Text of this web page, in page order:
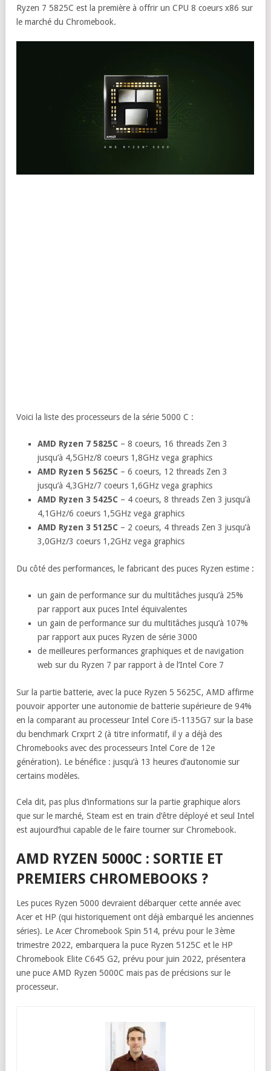
Ryzen 7 5825C est la première à offrir un CPU 8 coeurs x86 sur
le marché du Chromebook.
Voici la liste des processeurs de la série 5000 C :
AMD Ryzen 7 5825C – 8 coeurs, 16 threads Zen 3
jusqu’à 4,5GHz/8 coeurs 1,8GHz vega graphics
AMD Ryzen 5 5625C – 6 coeurs, 12 threads Zen 3
jusqu’à 4,3GHz/7 coeurs 1,6GHz vega graphics
AMD Ryzen 3 5425C – 4 coeurs, 8 threads Zen 3 jusqu’à
4,1GHz/6 coeurs 1,5GHz vega graphics
AMD Ryzen 3 5125C – 2 coeurs, 4 threads Zen 3 jusqu’à
3,0GHz/3 coeurs 1,2GHz vega graphics
Du côté des performances, le fabricant des puces Ryzen estime :
un gain de performance sur du multitâches jusqu’à 25%
par rapport aux puces Intel équivalentes
un gain de performance sur du multitâches jusqu’à 107%
par rapport aux puces Ryzen de série 3000
de meilleures performances graphiques et de navigation
web sur du Ryzen 7 par rapport à de l’Intel Core 7
Sur la partie batterie, avec la puce Ryzen 5 5625C, AMD affirme
pouvoir apporter une autonomie de batterie supérieure de 94%
en la comparant au processeur Intel Core i5-1135G7 sur la base
du benchmark Crxprt 2 (à titre informatif, il y a déjà des
Chromebooks avec des processeurs Intel Core de 12e
génération). Le bénéfice : jusqu’à 13 heures d’autonomie sur
certains modèles.
Cela dit, pas plus d’informations sur la partie graphique alors
que sur le marché, Steam est en train d’être déployé et seul Intel
est aujourd’hui capable de le faire tourner sur Chromebook.
AMD RYZEN 5000C : SORTIE ET
PREMIERS CHROMEBOOKS ?
Les puces Ryzen 5000 devraient débarquer cette année avec
Acer et HP (qui historiquement ont déjà embarqué les anciennes
séries). Le Acer Chromebook Spin 514, prévu pour le 3ème
trimestre 2022, embarquera la puce Ryzen 5125C et le HP
Chromebook Elite C645 G2, prévu pour juin 2022, présentera
une puce AMD Ryzen 5000C mais pas de précisions sur le
processeur.